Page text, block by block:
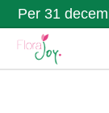
Per 31